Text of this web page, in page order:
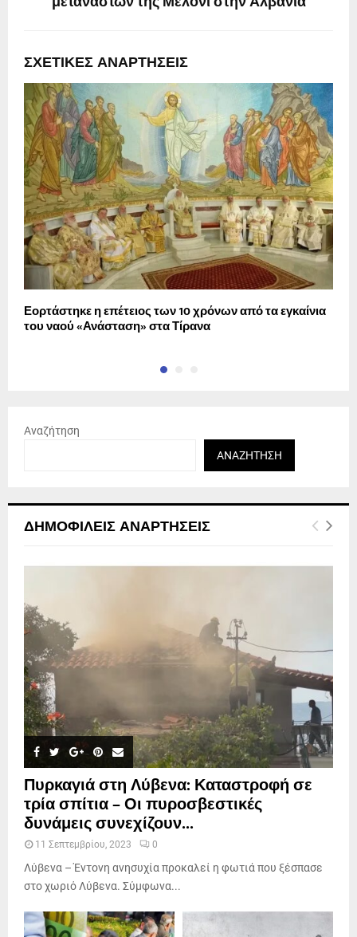
ΣΧΕΤΙΚΈΣ ΑΝΑΡΤΉΣΕΙΣ
Εορτάστηκε η επέτειος των 10 χρόνων από τα εγκαίνια
του ναού «Ανάσταση» στα Τίρανα
Αναζήτηση
ΑΝΑΖΉΤΗΣΗ
ΔΗΜΟΦΙΛΕΊΣ ΑΝΑΡΤΉΣΕΙΣ
Πυρκαγιά στη Λύβενα: Καταστροφή σε
τρία σπίτια – Οι πυροσβεστικές
δυνάμεις συνεχίζουν...
11 Σεπτεμβρίου, 2023 0
Λύβενα – Έντονη ανησυχία προκαλεί η φωτιά που ξέσπασε
στο χωριό Λύβενα. Σύμφωνα...